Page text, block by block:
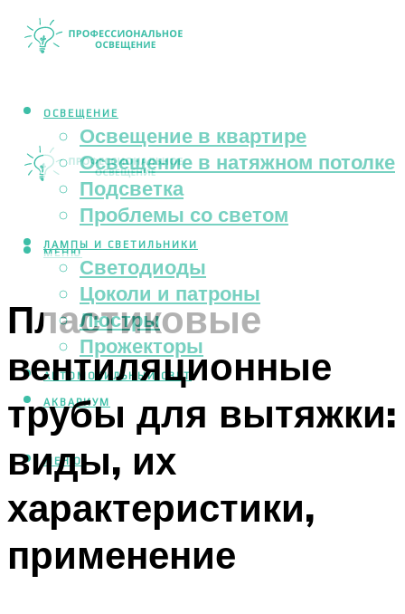
ОСВЕЩЕНИЕ
Освещение в квартире
Освещение в натяжном потолке
Подсветка
Проблемы со светом
ЛАМПЫ И СВЕТИЛЬНИКИ
Светодиоды
Цоколи и патроны
Люстры
Прожекторы
АВТОМОБИЛЬНЫЙ СВЕТ
АКВАРИУМ
МЕНЮ
МЕНЮ
Пластиковые
вентиляционные
трубы для вытяжки:
виды, их
характеристики,
применение